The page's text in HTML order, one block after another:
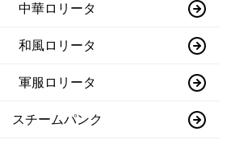
中華ロリータ
和風ロリータ
軍服ロリータ
スチームパンク